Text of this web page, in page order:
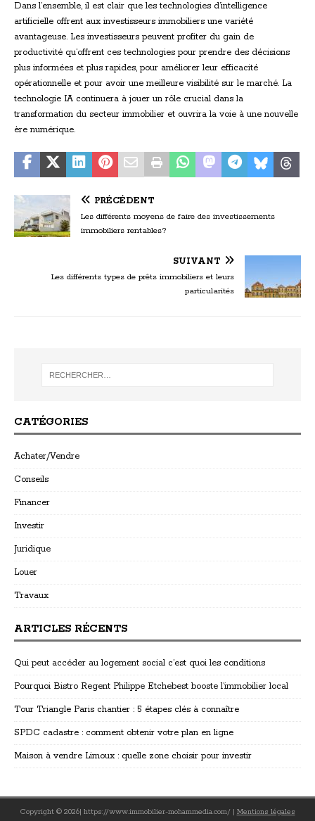
Dans l’ensemble, il est clair que les technologies d’intelligence
artificielle offrent aux investisseurs immobiliers une variété
avantageuse. Les investisseurs peuvent profiter du gain de
productivité qu’offrent ces technologies pour prendre des décisions
plus informées et plus rapides, pour améliorer leur efficacité
opérationnelle et pour avoir une meilleure visibilité sur le marché. La
technologie IA continuera à jouer un rôle crucial dans la
transformation du secteur immobilier et ouvrira la voie à une nouvelle
ère numérique.
PRÉCÉDENT
Les différents moyens de faire des investissements
immobiliers rentables?
SUIVANT
Les différents types de prêts immobiliers et leurs
particularités
CATÉGORIES
Achater/Vendre
Conseils
Financer
Investir
Juridique
Louer
Travaux
ARTICLES RÉCENTS
Qui peut accéder au logement social c’est quoi les conditions
Pourquoi Bistro Regent Philippe Etchebest booste l’immobilier local
Tour Triangle Paris chantier : 5 étapes clés à connaître
SPDC cadastre : comment obtenir votre plan en ligne
Maison à vendre Limoux : quelle zone choisir pour investir
Copyright © 2026| https://www.immobilier-mohammedia.com/ | Mentions légales